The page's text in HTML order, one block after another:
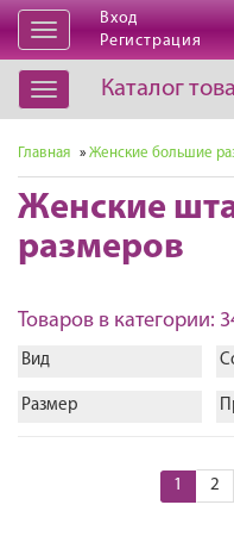
Открыть
навигацию
Вход
Регистрация
Открыть
навигацию
Каталог
Главная » Женские большие
Женские
размеров
Товаров в категории:
Вид
Размер
1 2